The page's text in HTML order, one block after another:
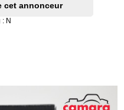
cet annonceur
: N